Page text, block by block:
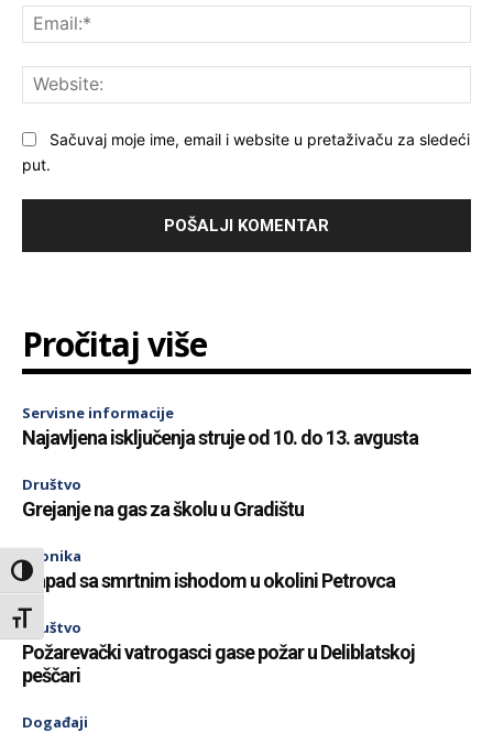
Toggle High Contrast
Toggle Font size
Sačuvaj moje ime, email i website u pretaživaču za sledeći
put.
Pročitaj više
Servisne informacije
Najavljena isključenja struje od 10. do 13. avgusta
Društvo
Grejanje na gas za školu u Gradištu
Hronika
Napad sa smrtnim ishodom u okolini Petrovca
Društvo
Požarevački vatrogasci gase požar u Deliblatskoj
peščari
Događaji